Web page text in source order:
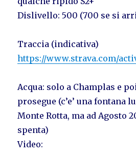
Dislivello: 500 (700 se si
Traccia (indicativa)
https://www.strava.com/
Acqua: solo a Champlas e
prosegue (c’e’ una fontana
Monte Rotta, ma ad Agosto
spenta)
Video: